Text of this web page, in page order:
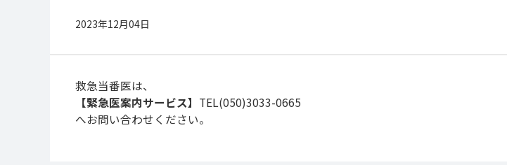
2023年12月04日
救急当番医は、
【緊急医案内サービス】 TEL(050)3033-0665
へお問い合わせください。